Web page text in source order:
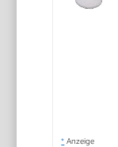
* Anzeige